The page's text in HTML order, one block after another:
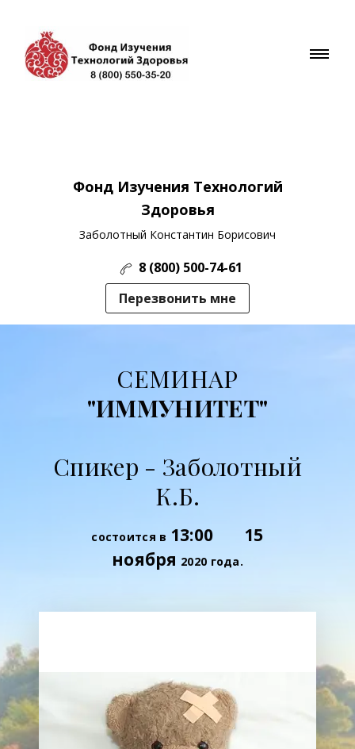
Фонд Изучения Технологий
Здоровья
Заболотный Константин Борисович
8 (800) 500-74-61
Перезвонить мне
СЕМИНАР
"ИММУНИТЕТ"
Спикер - Заболотный
К.Б.
состоится в 13:00
15
ноября 2020 года.